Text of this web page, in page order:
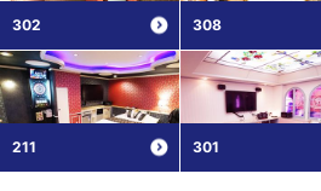
302 308
211 301